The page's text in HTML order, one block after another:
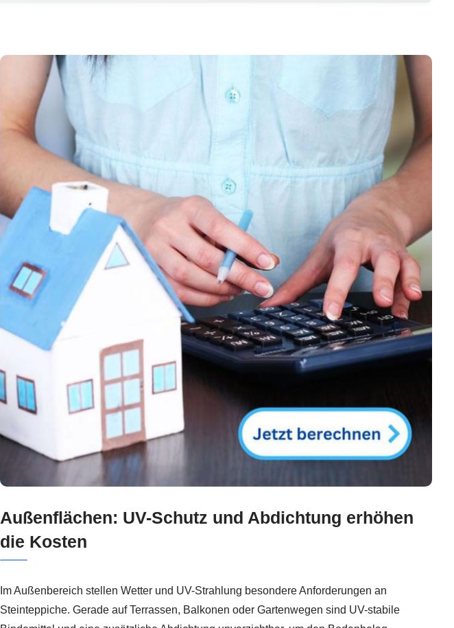
Außenflächen: UV-Schutz und Abdichtung erhöhen
die Kosten
Im Außenbereich stellen Wetter und UV-Strahlung besondere Anforderungen an
Steinteppiche. Gerade auf Terrassen, Balkonen oder Gartenwegen sind UV-stabile